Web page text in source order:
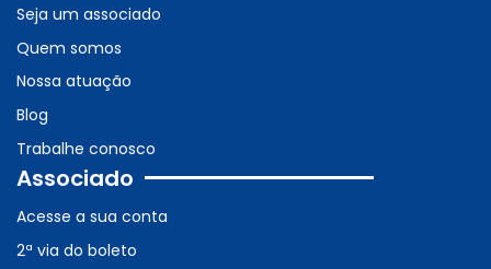
Seja um associado
Quem somos
Nossa atuação
Blog
Trabalhe conosco
Associado
Acesse a sua conta
2ª via do boleto